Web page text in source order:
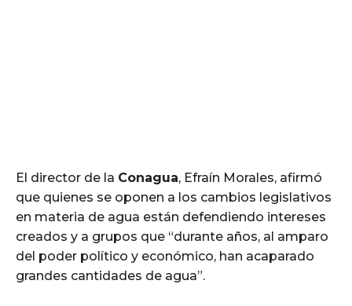
El director de la Conagua, Efraín Morales, afirmó
que quienes se oponen a los cambios legislativos
en materia de agua están defendiendo intereses
creados y a grupos que “durante años, al amparo
del poder político y económico, han acaparado
grandes cantidades de agua”.